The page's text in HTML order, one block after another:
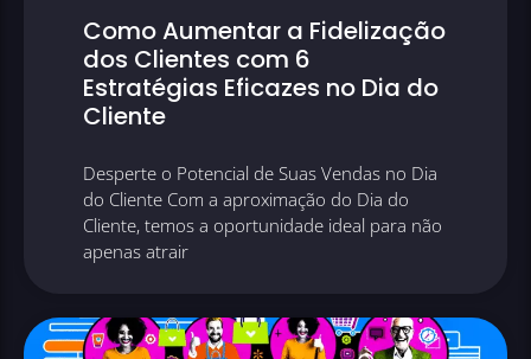
Como Aumentar a Fidelização
dos Clientes com 6
Estratégias Eficazes no Dia do
Cliente
Desperte o Potencial de Suas Vendas no Dia
do Cliente Com a aproximação do Dia do
Cliente, temos a oportunidade ideal para não
apenas atrair